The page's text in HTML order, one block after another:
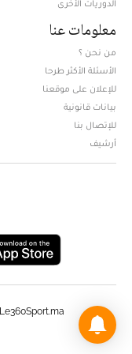
الدوريات الأخرى
معلومات عنا
من نحن ؟
الأسئلة الأكثر طرحا
للإعلان على موقعنا
بيانات قانونية
للإتصال بنا
أرشيف
Le360Sport.ma رياضة • جميع الحقوق محفوضة - 2023